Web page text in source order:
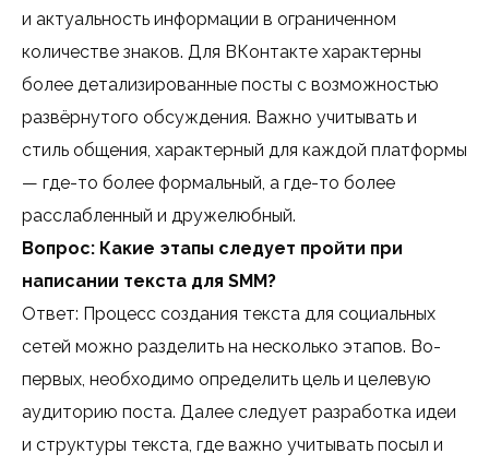
и актуальность информации в ограниченном
количестве знаков. Для ВКонтакте характерны
более детализированные посты с возможностью
развёрнутого обсуждения. Важно учитывать и
стиль общения, характерный для каждой платформы
— где-то более формальный, а где-то более
расслабленный и дружелюбный.
Вопрос: Какие этапы следует пройти при
написании текста для SMM?
Ответ: Процесс создания текста для социальных
сетей можно разделить на несколько этапов. Во-
первых, необходимо определить цель и целевую
аудиторию поста. Далее следует разработка идеи
и структуры текста, где важно учитывать посыл и